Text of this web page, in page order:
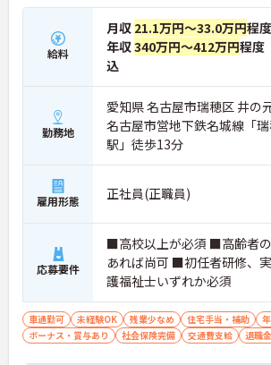
給料
月収 21.1万円～33.0万円程
年収340万円～412万円程度
込
勤務地
愛知県 名古屋市瑞穂区 井の
名古屋市営地下鉄名城線「
駅」徒歩13分
雇用形態 正社員(正職員)
応募要件
■高校以上が必須 ■高齢者
あれば尚可 ■初任者研修、
護福祉士いずれか必須
車通勤可 未経験OK 残業少なめ 住宅手当・補助
ボーナス・賞与あり
社会保険完備 交通費支給 退職